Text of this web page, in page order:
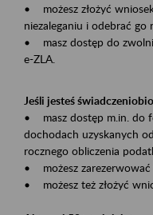
• możesz złożyć
niezaleganiu i odebrać go
• masz dostęp do
e-ZLA.
Jeśli jesteś
• masz dostęp m.in. do
dochodach uzyskanych
rocznego obliczenia
• możesz zarezerwować
• możesz też złożyć